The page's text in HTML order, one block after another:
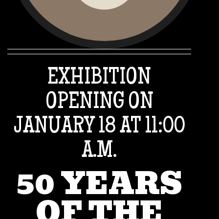
WATER
JUG 2026
TEMPORAL
EXHIBITION
GO TO
EXHIBITION
OPENING ON
JANUARY 18 AT 11:00
A.M.
50 YEARS
VOLSVEURE'NSDES
DE CASA?
VISITA